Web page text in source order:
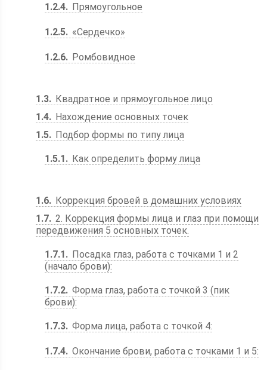
1.2.4 Прямоугольное
1.2.5 «Сердечко»
1.2.6 Ромбовидное
1.3
Квадратное и прямоугольное лицо
1.4
Нахождение основных точек
1.5
Подбор формы по типу лица
1.5.1 Как определить форму лица
1.6
Коррекция бровей в домашних условиях
1.7 2. Коррекция формы лица и глаз при помощи
передвижения 5 основных точек.
1.7.1
Посадка глаз, работа с точками 1 и 2
(начало брови):
1.7.2 Форма глаз, работа с точкой 3 (пик
брови):
1.7.3 Форма лица, работа с точкой 4:
1.7.4 Окончание брови, работа с точками 1 и 5: